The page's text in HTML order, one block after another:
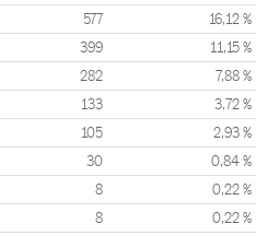
577 16,12 %
399 11,15 %
282 7,88 %
133 3,72 %
105 2,93 %
30 0,84 %
8 0,22 %
8 0,22 %